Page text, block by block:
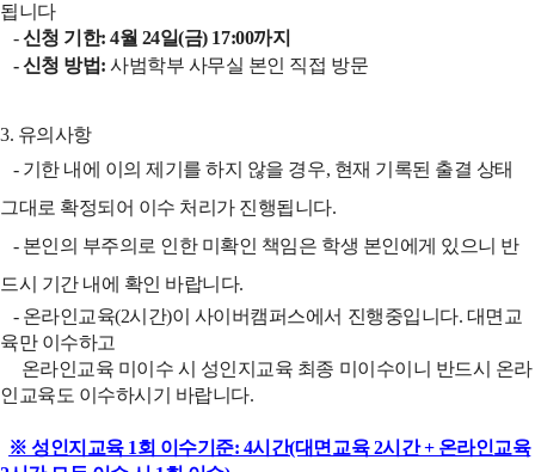
됩니다
-신청 기한: 4월 24일(금) 17:00까지
- 신청 방법: 사범학부 사무실 본인 직접 방문
3. 유의사항
- 기한 내에 이의 제기를 하지 않을 경우, 현재 기록된 출결 상태
그대로 확정되어 이수 처리가 진행됩니다.
- 본인의 부주의로 인한 미확인 책임은 학생 본인에게 있으니 반
드시 기간 내에 확인 바랍니다.
- 온라인교육(2시간)이 사이버캠퍼스에서 진행중입니다. 대면교
육만 이수하고
온라인교육 미이수 시 성인지교육 최종 미이수이니 반드시 온라
인교육도 이수하시기 바랍니다.
※ 성인지교육 1회 이수기준: 4시간(대면교육 2시간 + 온라인교육